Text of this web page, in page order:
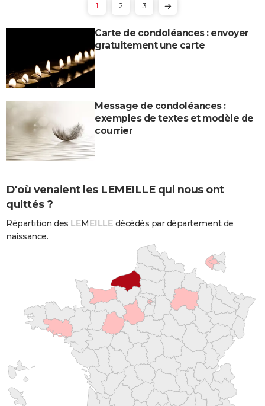
1 2 3
Carte de condoléances : envoyer
gratuitement une carte
Message de condoléances :
exemples de textes et modèle de
courrier
D'où venaient les LEMEILLE qui nous ont
quittés ?
Répartition des LEMEILLE décédés par département de
naissance.